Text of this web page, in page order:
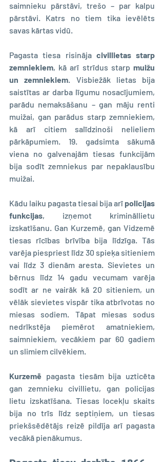
saimnieku pārstāvi, trešo – par kalpu
pārstāvi. Katrs no tiem tika ievēlēts
savas kārtas vidū.
Pagasta tiesa risināja civillietas starp
zemniekiem, kā arī strīdus starp muižu
un zemniekiem. Visbiežāk lietas bija
saistītas ar darba līgumu nosacījumiem,
parādu nemaksāšanu – gan māju renti
muižai, gan parādus starp zemniekiem,
kā arī citiem salīdzinoši nelieliem
pārkāpumiem. 19. gadsimta sākumā
viena no galvenajām tiesas funkcijām
bija sodīt zemniekus par nepaklausību
muižai.
Kādu laiku pagasta tiesai bija arī policijas
funkcijas, izņemot krimināllietu
izskatīšanu. Gan Kurzemē, gan Vidzemē
tiesas rīcības brīvība bija līdzīga. Tās
varēja piespriest līdz 30 spieķa sitieniem
vai līdz 3 dienām aresta. Sievietes un
bērnus līdz 14 gadu vecumam varēja
sodīt ar ne vairāk kā 20 sitieniem, un
vēlāk sievietes vispār tika atbrīvotas no
miesas sodiem. Tāpat miesas sodus
nedrīkstēja piemērot amatniekiem,
saimniekiem, vecākiem par 60 gadiem
un slimiem cilvēkiem.
Kurzemē pagasta tiesām bija uzticēta
gan zemnieku civillietu, gan policijas
lietu izskatīšana. Tiesas locekļu skaits
bija no trīs līdz septiņiem, un tiesas
priekšsēdētājs reizē pildīja arī pagasta
vecākā pienākumus.